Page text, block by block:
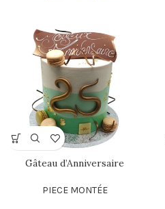
Gâteau d’Anniversaire
PIECE MONTÉE